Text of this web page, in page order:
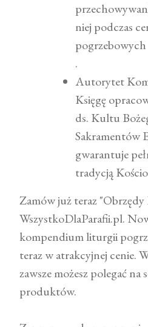
niej podczas
pogrzebowych
.
Autorytet
Księgę
ds. Kultu
Sakramentów
gwarantuje
tradycją
Zamów już teraz
WszystkoDlaParafii.pl.
kompendium liturgii
teraz w atrakcyjnej cenie.
zawsze możesz polegać na
produktów.